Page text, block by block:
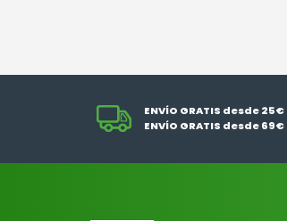
ENVÍO GRATIS desde
ENVÍO GRATIS desde